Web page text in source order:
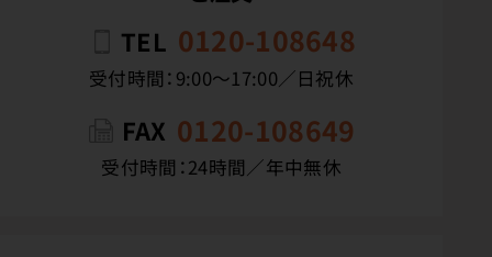
TEL 0120-108648
受付時間：9:00〜17:00／日祝休
FAX 0120-108649
受付時間：24時間／年中無休